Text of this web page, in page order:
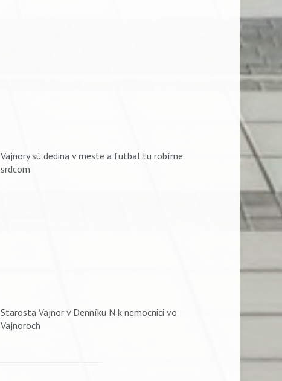
Vajnory sú dedina v meste a futbal tu robíme
srdcom
Starosta Vajnor v Denníku N k nemocnici vo
Vajnoroch